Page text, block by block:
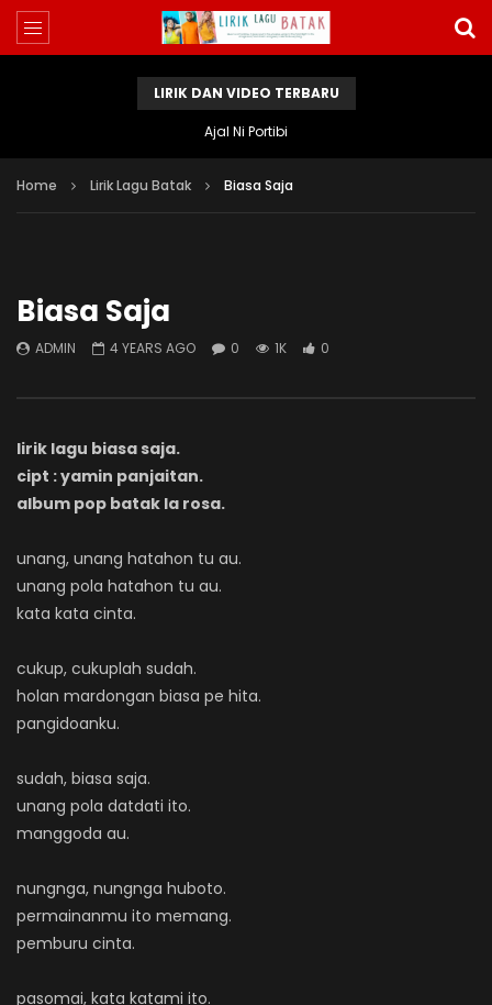
LIRIK DAN VIDEO TERBARU
Ajal Ni Portibi
Home Lirik Lagu Batak Biasa Saja
Biasa Saja
ADMIN 4 YEARS AGO 0 1K 0
lirik lagu biasa saja.
cipt : yamin panjaitan.
album pop batak la rosa.
unang, unang hatahon tu au.
unang pola hatahon tu au.
kata kata cinta.
cukup, cukuplah sudah.
holan mardongan biasa pe hita.
pangidoanku.
sudah, biasa saja.
unang pola datdati ito.
manggoda au.
nungnga, nungnga huboto.
permainanmu ito memang.
pemburu cinta.
pasomai, kata katami ito.